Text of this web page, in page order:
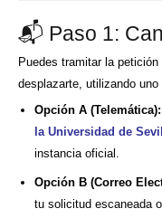
📬 Paso 1:
Puedes tramitar la
desplazarte, utilizando
Opción A (Telemática):
la Universidad de
instancia oficial.
Opción B (Correo
tu solicitud escaneada